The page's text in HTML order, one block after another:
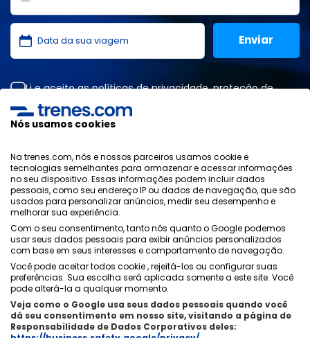
Li e aceito aspolíticas de privacidade,proteção de
Política de Privacidade
Condições Generais
Política de Cookies
Política de Segurança
Contacto
Quem Somos ixigo
Copyright © Trenes.com. Todos os direitos reservados.
Nós usamos cookies
Na trenes.com, nós e nossos parceiros usamos cookie e
tecnologias semelhantes para armazenar e acessar informações
no seu dispositivo. Essas informações podem incluir dados
pessoais, como seu endereço IP ou dados de navegação, que são
usados ​​para personalizar anúncios, medir seu desempenho e
melhorar sua experiência.
Com o seu consentimento, tanto nós quanto o Google podemos
usar seus dados pessoais para exibir anúncios personalizados
com base em seus interesses e comportamento de navegação.
Você pode aceitar todos cookie , rejeitá-los ou configurar suas
preferências. Sua escolha será aplicada somente a este site. Você
pode alterá-la a qualquer momento.
Veja como o Google usa seus dados pessoais quando você
dá seu consentimento em nosso site, visitando a página de
Responsabilidade de Dados Corporativos deles: